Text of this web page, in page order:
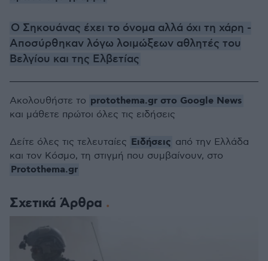
Ο Σηκουάνας έχει το όνομα αλλά όχι τη χάρη -
Αποσύρθηκαν λόγω λοιμώξεων αθλητές του
Βελγίου και της Ελβετίας
Σχετικά Άρθρα
Ακολουθήστε το protothema.gr στο Google News
και μάθετε πρώτοι όλες τις ειδήσεις
Δείτε όλες τις τελευταίες Ειδήσεις από την Ελλάδα
και τον Κόσμο, τη στιγμή που συμβαίνουν, στο
Protothema.gr